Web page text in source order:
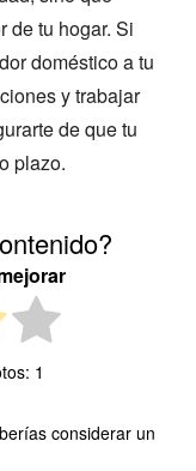
de tu hogar. Si
doméstico a tu
y trabajar
de que tu
plazo.
1
considerar un